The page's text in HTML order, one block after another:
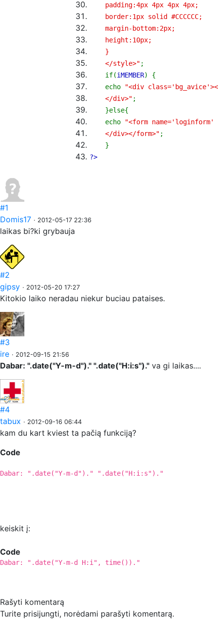
padding:4px 4px 4px 4px;
border:1px solid #CCCCCC;
margin-bottom:2px;
height:10px;
}
</style>" ;
if(iMEMBER)
{
echo
"<div
</div>" ;
}else{
echo
"<form
</div></form>" ;
}
?>
#1
Domis17 · 2012-05-17 22:36
laikas bi?ki grybauja
#2
gipsy · 2012-05-20 17:27
Kitokio laiko neradau niekur buciau pataises.
#3
ire · 2012-09-15 21:56
Dabar: ".date("Y-m-d")." ".date("H:i:s")." va gi laikas....
#4
tabux · 2012-09-16 06:44
kam du kart kviest ta pačią funkciją?
Code
Dabar: ".date("Y-m-d")." ".date("H:i:s")."
keiskit į:
Code
Dabar: ".date("Y-m-d H:i", time())."
Rašyti komentarą
Turite prisijungti, norėdami parašyti komentarą.